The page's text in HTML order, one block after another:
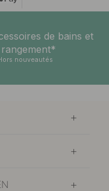
de bains et
rangement*
nouveautés